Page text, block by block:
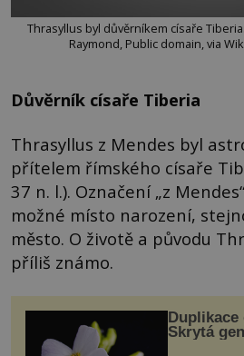
Thrasyllus byl důvěrníkem císaře
Raymond, Public domain, via
Důvěrník císaře Tiberia
Thrasyllus z Mendes byl
přítelem římského císaře
37 n. l.). Označení „z
možné místo narození,
město. O životě a původu
příliš známo.
Skrytá